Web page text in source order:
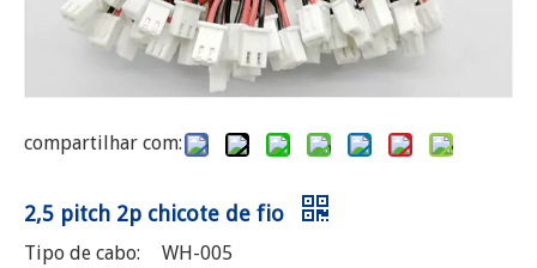
compartilhar com:
2,5 pitch 2p chicote de fio
Tipo de cabo:
WH-005